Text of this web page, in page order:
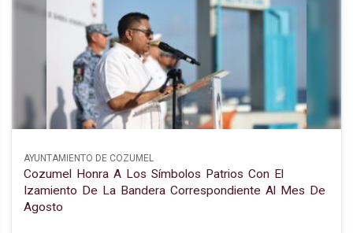
AYUNTAMIENTO DE COZUMEL
Cozumel Honra A Los Símbolos Patrios Con El
Izamiento De La Bandera Correspondiente Al Mes De
Agosto